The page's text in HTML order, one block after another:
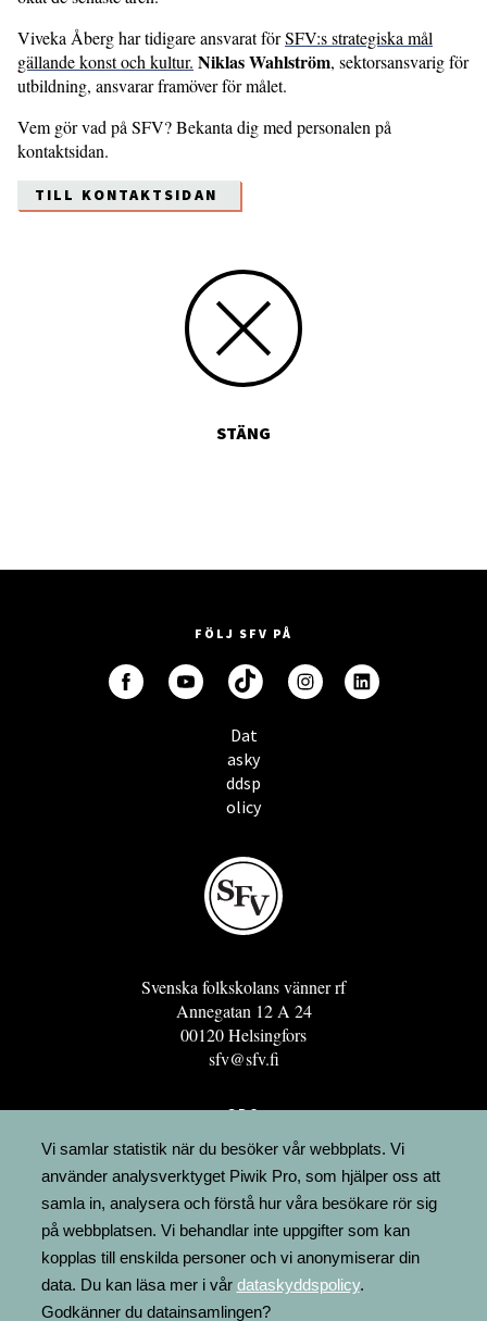
Viveka Åberg har tidigare ansvarat förSFV:s strategiska mål
gällande konst och kultur. Niklas Wahlström, sektorsansvarig för
utbildning, ansvarar framöver för målet.
Vem gör vad på SFV? Bekanta dig med personalen på
kontaktsidan.
TILL KONTAKTSIDAN
STÄNG
FÖLJ SFV PÅ
Dat
asky
ddsp
olicy
Svenska folkskolans vänner rf
Annegatan 12 A 24
00120 Helsingfors
sfv@sfv.fi
GRO
FÖRENINGSRESURSEN
MINNESRUNOR.FI
UPPSLAGSVERKET FINLAND
LÄGENHETER
FAKTURERING
Vi samlar statistik när du besöker vår webbplats. Vi
använder analysverktyget Piwik Pro, som hjälper oss att
samla in, analysera och förstå hur våra besökare rör sig
på webbplatsen. Vi behandlar inte uppgifter som kan
kopplas till enskilda personer och vi anonymiserar din
data. Du kan läsa mer i vår dataskyddspolicy.
Godkänner du datainsamlingen?